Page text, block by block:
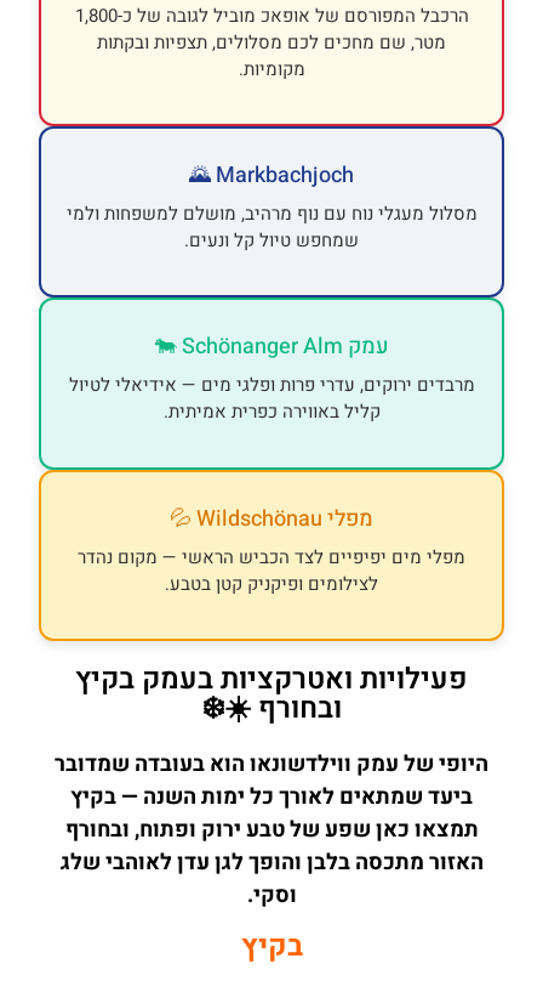
הרכבל המפורסם של אופאכ מוביל לגובה של כ-1,800
מטר, שם מחכים לכם מסלולים, תצפיות ובקתות
מקומיות.
Markbachjoch 🌄
מסלול מעגלי נוח עם נוף מרהיב, מושלם למשפחות ולמי
שמחפש טיול קל ונעים.
עמק Schönanger Alm 🐄
מרבדים ירוקים, עדרי פרות ופלגי מים — אידיאלי לטיול
קליל באווירה כפרית אמיתית.
מפלי Wildschönau 💦
מפלי מים יפיפיים לצד הכביש הראשי — מקום נהדר
לצילומים ופיקניק קטן בטבע.
פעילויות ואטרקציות בעמק בקיץ
ובחורף ☀️❄️
היופי של עמק ווילדשונאו הוא בעובדה שמדובר
ביעד שמתאים לאורך כל ימות השנה — בקיץ
תמצאו כאן שפע של טבע ירוק ופתוח, ובחורף
האזור מתכסה בלבן והופך לגן עדן לאוהבי שלג
וסקי.
בקיץ